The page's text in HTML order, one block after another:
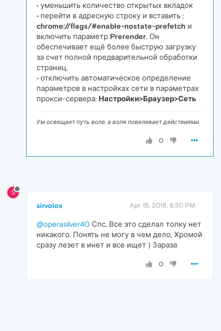
• уменьшить количество открытых вкладок
• перейти в адресную строку и вставить :
chrome://flags/#enable-nostate-prefetch и
включить параметр Prerender. Он
обеспечивает ещё более быструю загрузку
за счет полной предварительной обработки
страниц.
• отключить автоматическое определение
параметров в настройках сети в параметрах
прокси-сервера: Настройки>Браузер>Сеть
Ум освещает путь воле, а воля повелевает действиями.
0
S
sirvolos Apr 15, 2018, 6:30 PM
@operasilver40 Спс, Все это сделал толку нет
никакого. Понять не могу в чем дело, Хромой
сразу лезет в инет и все ищет ) Зараза
0